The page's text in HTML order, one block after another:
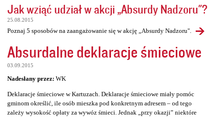
Jak wziąć udział w akcji „Absurdy Nadzoru"?
25.08.2015
Poznaj 5 sposobów na zaangażowanie się w akcję „Absurdy Nadzoru".
Absurdalne deklaracje śmieciowe
03.09.2015
Nadesłany przez: WK
Deklaracje śmieciowe w Kartuzach. Deklaracje śmieciowe miały pomóc
gminom określić, ile osób mieszka pod konkretnym adresem – od tego
zależy wysokość opłaty za wywóz śmieci. Jednak „przy okazji” niektóre